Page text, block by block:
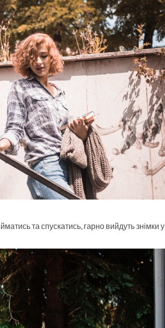
та спускатись, гарно вийдуть знімки у